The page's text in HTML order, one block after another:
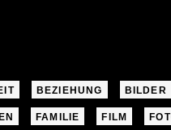
BEZIEHUNG BILDER
FAMILIE FILM